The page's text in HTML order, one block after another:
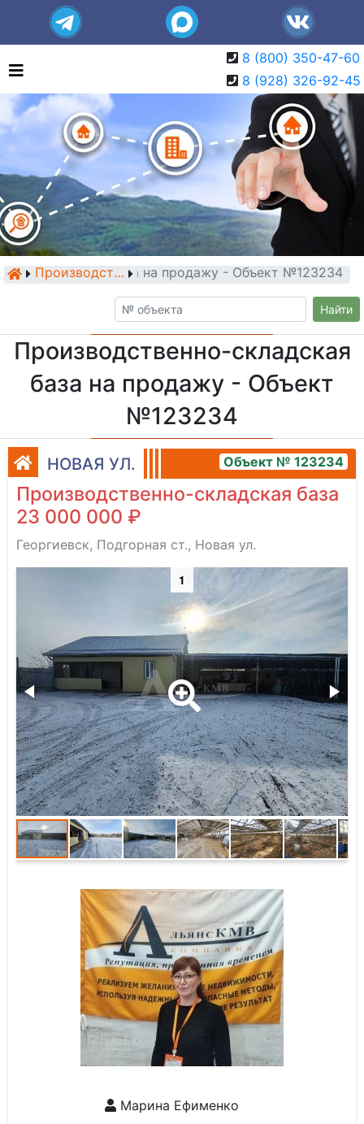
8 (800) 350-47-60
8 (928) 326-92-45
Производственно-складские базы
складская база на продажу - Объект №123234
Найти
Производственно-складская
база на продажу - Объект
№123234
НОВАЯ УЛ. Объект № 123234
Производственно-складская база
23 000 000 ₽
Георгиевск, Подгорная ст., Новая ул.
1
Марина Ефименко